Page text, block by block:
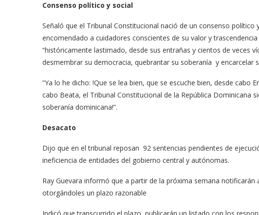
Consenso político y social
Señaló que el Tribunal Constitucional nació de un consenso
encomendado a cuidadores conscientes de su valor y
“históricamente lastimado, desde sus entrañas y cientos de veces
desmembrar su democracia, quebrantar su soberanía y encarcelar
“Ya lo he dicho: !Que se lea bien, que se escuche bien, desde cabo
cabo Beata, el Tribunal Constitucional de la República Dominicana
soberanía dominicana!”.
Desacato
Dijo que en el tribunal reposan 92 sentencias pendientes de
ineficiencia de entidades del gobierno central y autónomas.
Ray Guevara informó que a partir de la próxima semana
otorgándoles un plazo razonable